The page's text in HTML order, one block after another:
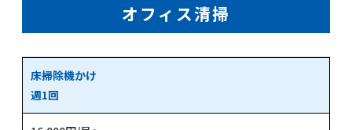
オフィス清掃
床掃除機かけ
週1回